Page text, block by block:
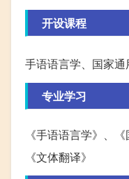
开设课程
手语语言学、国家
专业学习
《手语语言学》、
《文体翻译》